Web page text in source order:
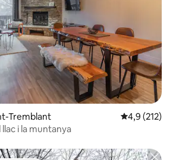
Tremblant 4,9 de
4,9 (212)
i la muntanya